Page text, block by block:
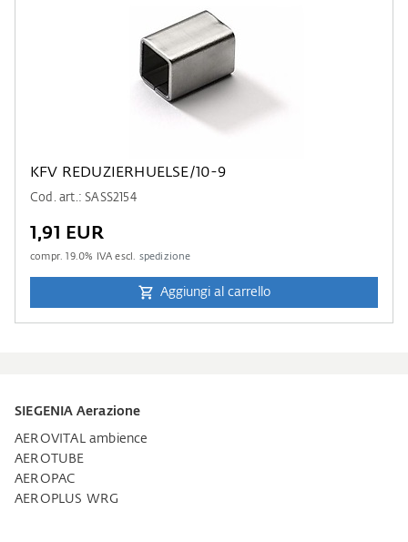
KFV REDUZIERHUELSE/10-9
Cod. art.: SASS2154
1,91 EUR
compr.19.0% IVA escl. spedizione
Aggiungi al carrello
SIEGENIA Aerazione
AEROVITAL ambience
AEROTUBE
AEROPAC
AEROPLUS WRG